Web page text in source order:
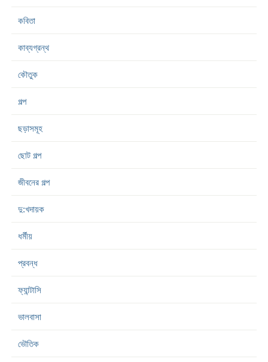
কবিতা
কাব্যগ্রন্থ
কৌতুক
গল্প
ছড়াসমূহ
ছোট গল্প
জীবনের গল্প
দু:খদায়ক
ধর্মীয়
প্রবন্ধ
ফ্যান্টাসি
ভালবাসা
ভৌতিক